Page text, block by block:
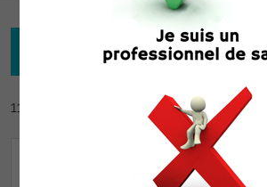
Filtrer
110 produits